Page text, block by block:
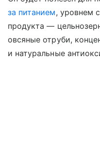
за питанием, уровнем
продукта —
овсяные отруби,
и натуральные